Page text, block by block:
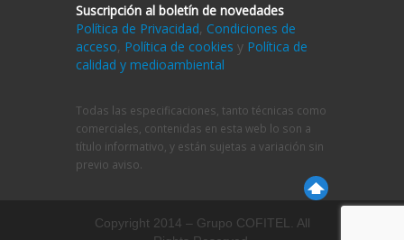
Suscripción al boletín de novedades
Política de Privacidad, Condiciones de
acceso, Política de cookies y Política de
calidad y medioambiental
Todas las especificaciones, tanto técnicas como
comerciales, contenidas en esta web lo son a
título informativo, y están sujetas a variación sin
previo aviso.
Copyright 2014 – Grupo COFITEL. All